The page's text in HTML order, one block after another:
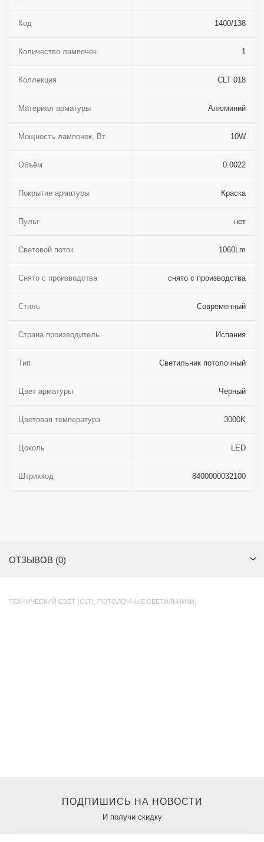
Код 1400/138
Количество лампочек 1
Коллекция CLT 018
Материал арматуры Алюминий
Мощность лампочек, Вт 10W
Объём 0.0022
Покрытие арматуры Краска
Пульт нет
Световой поток 1060Lm
Снято с производства снято с производства
Стиль Современный
Страна производитель Испания
Тип Светильник потолочный
Цвет арматуры Черный
Цветовая температура 3000K
Цоколь LED
Штрихкод 8400000032100
ОТЗЫВОВ (0)
ТЕХНИЧЕСКИЙ СВЕТ (CLT) ПОТОЛОЧНЫЕ СВЕТИЛЬНИКИ
ПОДПИШИСЬ НА НОВОСТИ
И получи скидку